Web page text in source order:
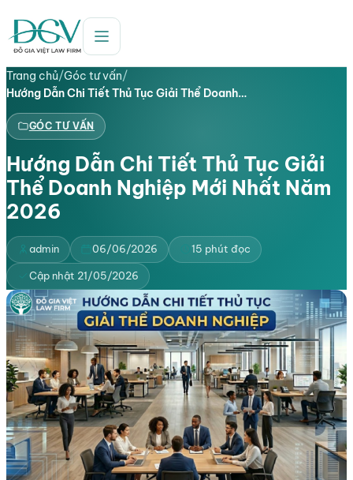
Trang chủ/Góc tư vấn/
Hướng Dẫn Chi Tiết Thủ Tục Giải Thể Doanh…
GÓC TƯ VẤN
Hướng Dẫn Chi Tiết Thủ Tục Giải
Thể Doanh Nghiệp Mới Nhất Năm
2026
admin 06/06/2026 15 phút đọc
Cập nhật 21/05/2026